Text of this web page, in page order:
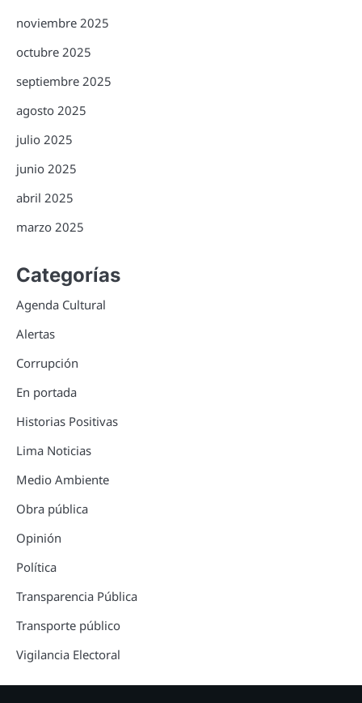
noviembre 2025
octubre 2025
septiembre 2025
agosto 2025
julio 2025
junio 2025
abril 2025
marzo 2025
Categorías
Agenda Cultural
Alertas
Corrupción
En portada
Historias Positivas
Lima Noticias
Medio Ambiente
Obra pública
Opinión
Política
Transparencia Pública
Transporte público
Vigilancia Electoral